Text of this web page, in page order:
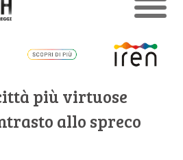
più virtuose
allo spreco